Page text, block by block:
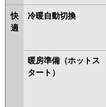
パナソニック PA-
快
適
冷暖自動切換
暖房準備（ホットス
タート）